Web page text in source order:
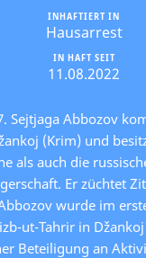
IN HAFT SEIT
11.08.2022
INHAFTIERT IN
Hausarrest
Sejtjaga Abbozov
(Krim) und
als auch die
Er züchtet
wurde im
ut-Tahrir in
Beteiligung an